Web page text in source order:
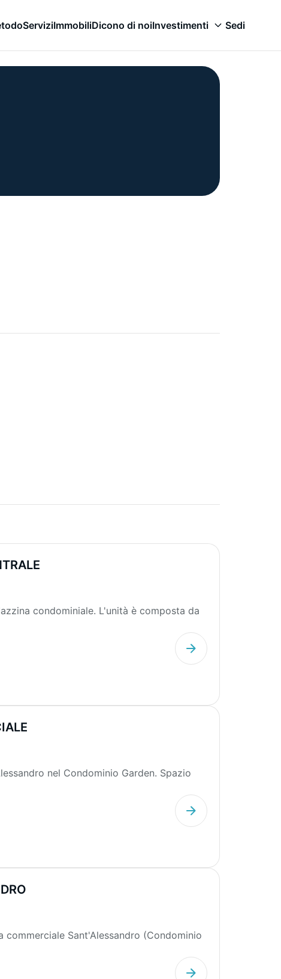
ServiziImmobiliDicono di noiInvestimenti Sedi
condominiale. L'unità è composta da
nel Condominio Garden. Spazio
Sant'Alessandro (Condominio